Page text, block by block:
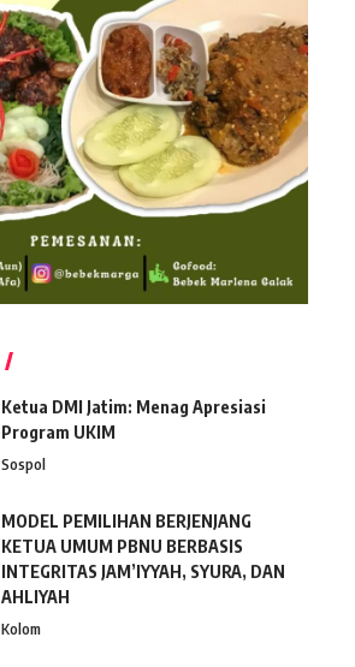
Ketua DMI Jatim: Menag Apresiasi
Program UKIM
Sospol
MODEL PEMILIHAN BERJENJANG
KETUA UMUM PBNU BERBASIS
INTEGRITAS JAM’IYYAH, SYURA, DAN
AHLIYAH
Kolom